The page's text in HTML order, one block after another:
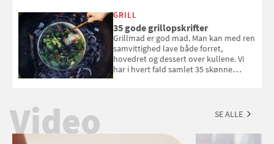
med i Samvirkes skønne vinquiz, hvor
du kan vinde 6 flasker vin fra Viña
Esmeralda. Konkurrencen slutter 1.
september 2026.
GRILL
35 gode grillopskrifter
Grillmad er god mad. Man kan med ren
samvittighed lave både forret,
hovedret og dessert over kullene. Vi
har i hvert fald samlet 35 skønne
Video SE ALLE